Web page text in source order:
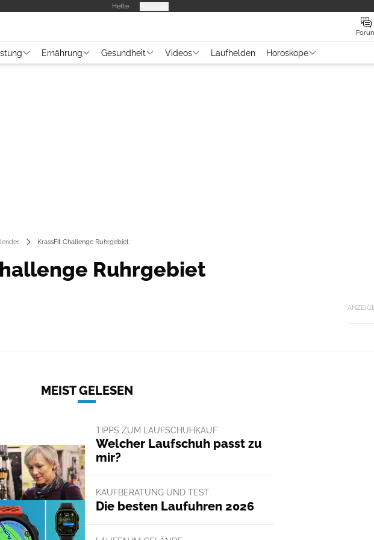
Hefte
Ernährung Gesundheit Videos Laufhelden Horoskope
KrassFit Challenge Ruhrgebiet
Ruhrgebiet
MEIST GELESEN
TIPPS ZUM LAUFSCHUHKAUF
Welcher Laufschuh passt zu
mir?
KAUFBERATUNG UND TEST
Die besten Laufuhren 2026